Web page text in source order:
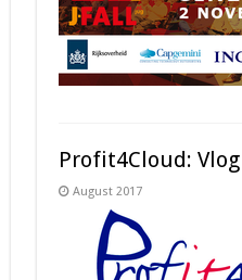
Profit4Cloud:
August 2017